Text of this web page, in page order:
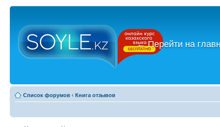
←Перейти на
Список форумов ‹ Книга отзывов